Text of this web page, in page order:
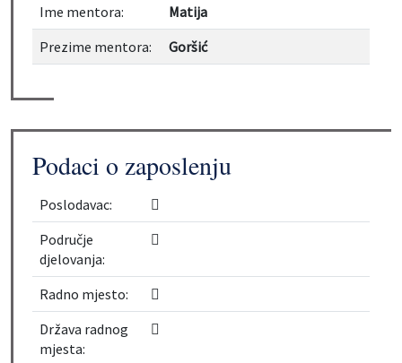
Ime mentora:
Matija
Prezime mentora:
Goršić
Podaci o zaposlenju
Poslodavac:
Područje
djelovanja:
Radno mjesto:
Država radnog
mjesta: